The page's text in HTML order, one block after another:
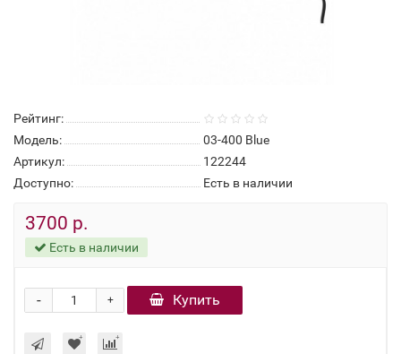
Рейтинг:
Модель:
03-400 Blue
Артикул:
122244
Доступно:
Есть в наличии
3700 р.
Есть в наличии
+
- Купить